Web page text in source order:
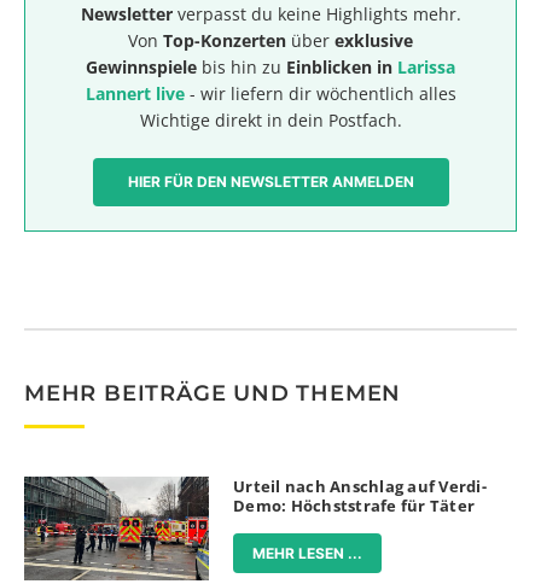
Newsletterverpasst du keine Highlights mehr.
Von Top-Konzerten über exklusive
Gewinnspiele bis hin zu Einblicken in Larissa
Lannert live- wir liefern dir wöchentlich alles
Wichtige direkt in dein Postfach.
HIER FÜR DEN NEWSLETTER ANMELDEN
MEHR BEITRÄGE UND THEMEN
Urteil nach Anschlag auf Verdi-
Demo: Höchststrafe für Täter
MEHR LESEN ...